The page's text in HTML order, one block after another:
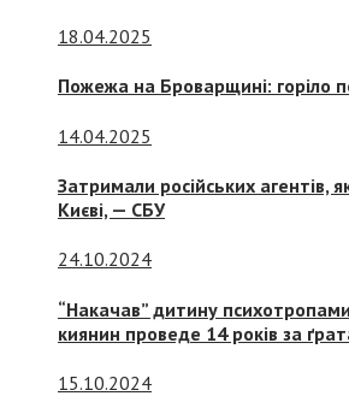
18.04.2025
Пожежа на Броварщині: горіло
14.04.2025
Затримали російських агентів,
Києві, — СБУ
24.10.2024
“Накачав” дитину
киянин проведе 14 років за
15.10.2024